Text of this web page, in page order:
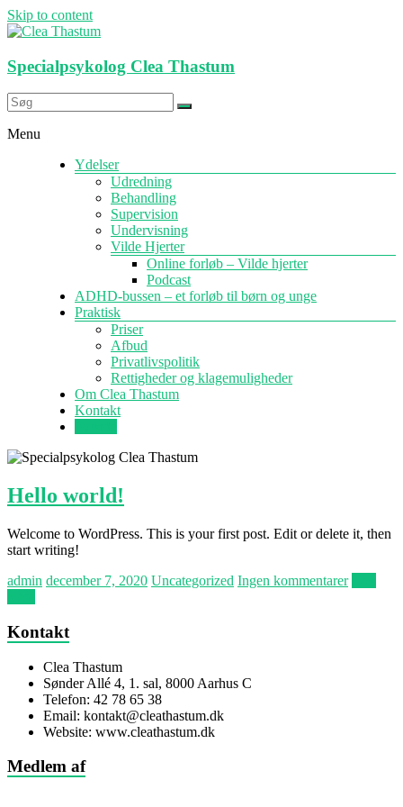
Skip to content
Specialpsykolog Clea Thastum
Menu
Ydelser
Udredning
Behandling
Supervision
Undervisning
Vilde Hjerter
Online forløb – Vilde hjerter
Podcast
ADHD-bussen – et forløb til børn og unge
Praktisk
Priser
Afbud
Privatlivspolitik
Rettigheder og klagemuligheder
Om Clea Thastum
Kontakt
Hello world!
Welcome to WordPress. This is your first post. Edit or delete it, then
start writing!
admin december 7, 2020 Uncategorized Ingen kommentarer
Kontakt
Clea Thastum
Sønder Allé 4, 1. sal, 8000 Aarhus C
Telefon: 42 78 65 38
Email: kontakt@cleathastum.dk
Website: www.cleathastum.dk
Medlem af